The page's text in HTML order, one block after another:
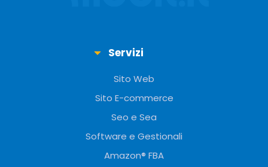
Servizi
Sito Web
Sito E-commerce
Seo e Sea
Software e Gestionali
Amazon® FBA